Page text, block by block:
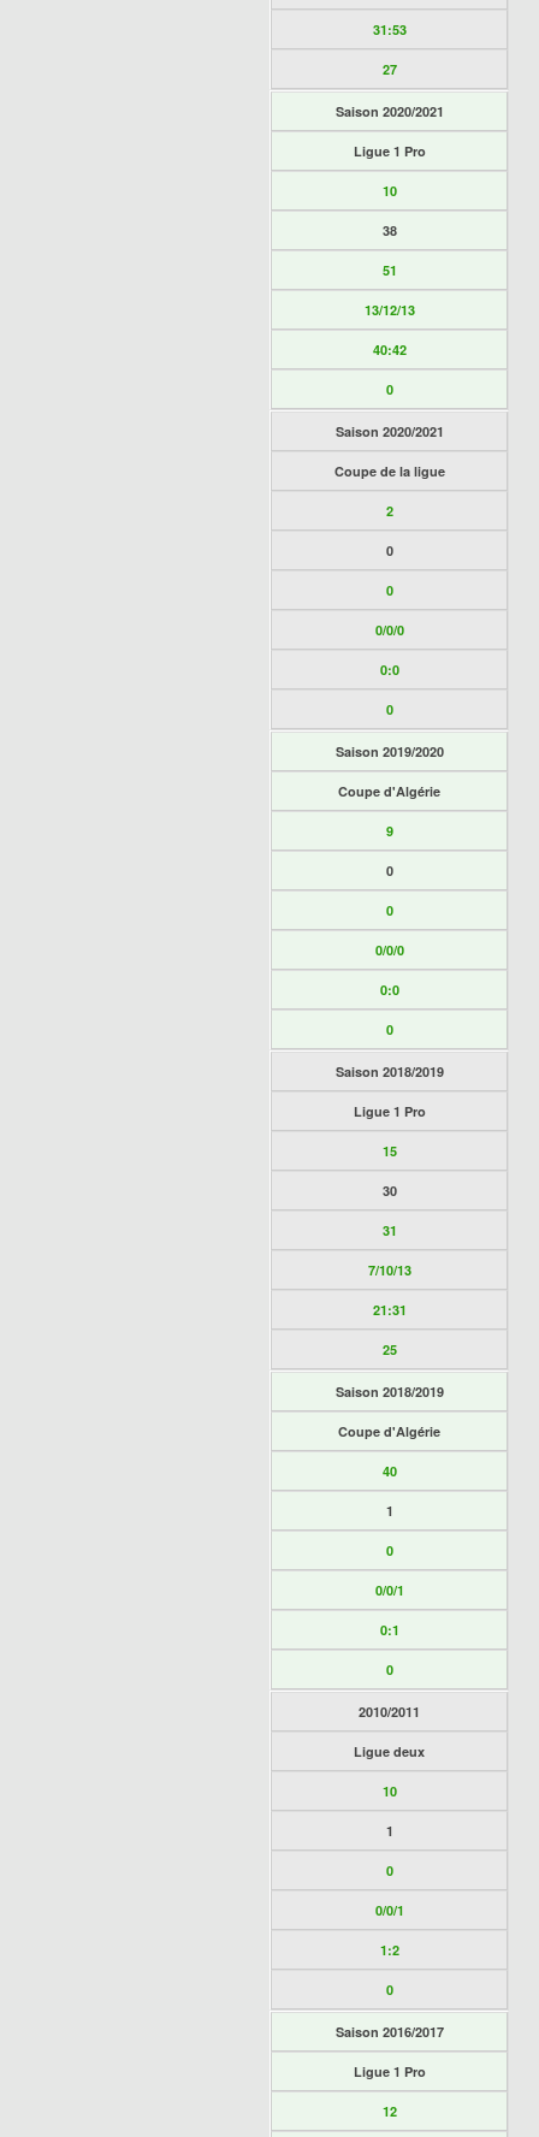
31:53
27
Saison 2020/2021
Ligue 1 Pro
10
38
51
13/12/13
40:42
0
Saison 2020/2021
Coupe de la ligue
2
0
0
0/0/0
0:0
0
Saison 2019/2020
Coupe d'Algérie
9
0
0
0/0/0
0:0
0
Saison 2018/2019
Ligue 1 Pro
15
30
31
7/10/13
21:31
25
Saison 2018/2019
Coupe d'Algérie
40
1
0
0/0/1
0:1
0
2010/2011
Ligue deux
10
1
0
0/0/1
1:2
0
Saison 2016/2017
Ligue 1 Pro
12